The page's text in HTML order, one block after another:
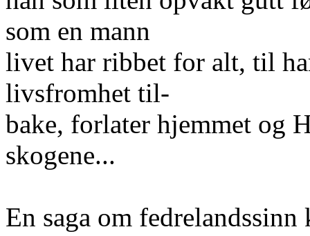
som en mann
livet har ribbet for alt, til
livsfromhet til-
bake, forlater hjemmet og
skogene...
En saga om